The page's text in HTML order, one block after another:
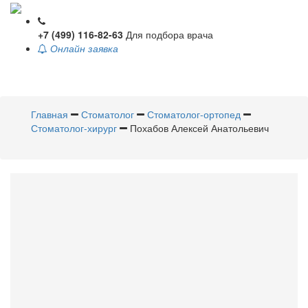
+7 (499) 116-82-63 Для подбора врача
Онлайн заявка
Главная
Стоматолог
Стоматолог-ортопед
Стоматолог-хирург
Похабов Алексей Анатольевич